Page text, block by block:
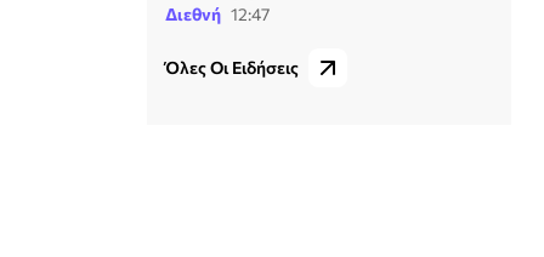
Διεθνή 12:47
Όλες Οι Ειδήσεις